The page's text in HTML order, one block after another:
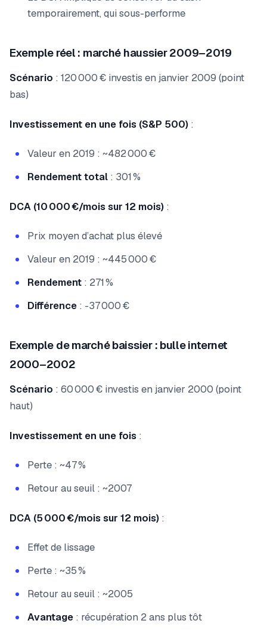
temporairement, qui sous-performe
Exemple réel : marché haussier 2009–2019
Scénario : 120 000 € investis en janvier 2009 (point
bas)
Investissement en une fois (S&P 500) :
Valeur en 2019 : ~482 000 €
Rendement total : 301 %
DCA (10 000 €/mois sur 12 mois) :
Prix moyen d’achat plus élevé
Valeur en 2019 : ~445 000 €
Rendement : 271 %
Différence : -37 000 €
Exemple de marché baissier : bulle internet
2000–2002
Scénario : 60 000 € investis en janvier 2000 (point
haut)
Investissement en une fois :
Perte : ~47 %
Retour au seuil : ~2007
DCA (5 000 €/mois sur 12 mois) :
Effet de lissage
Perte : ~35 %
Retour au seuil : ~2005
Avantage : récupération 2 ans plus tôt